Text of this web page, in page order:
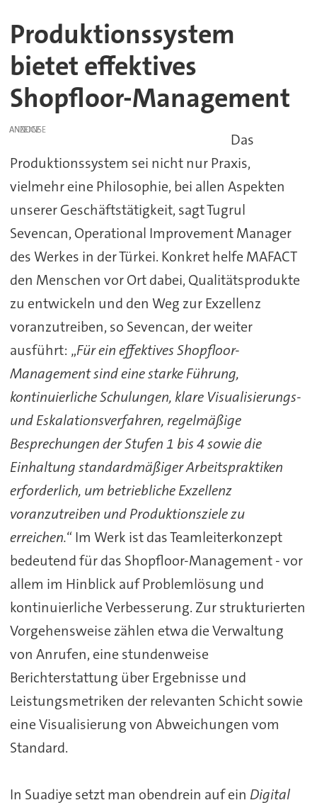
Produktionssystem
bietet effektives
Shopfloor-Management
ANZEIGE
Das
Produktionssystem sei nicht nur Praxis,
vielmehr eine Philosophie, bei allen Aspekten
unserer Geschäftstätigkeit, sagt Tugrul
Sevencan, Operational Improvement Manager
des Werkes in der Türkei. Konkret helfe MAFACT
den Menschen vor Ort dabei, Qualitätsprodukte
zu entwickeln und den Weg zur Exzellenz
voranzutreiben, so Sevencan, der weiter
ausführt: „Für ein effektives Shopfloor-
Management sind eine starke Führung,
kontinuierliche Schulungen, klare Visualisierungs-
und Eskalationsverfahren, regelmäßige
Besprechungen der Stufen 1 bis 4 sowie die
Einhaltung standardmäßiger Arbeitspraktiken
erforderlich, um betriebliche Exzellenz
voranzutreiben und Produktionsziele zu
erreichen.“ Im Werk ist das Teamleiterkonzept
bedeutend für das Shopfloor-Management - vor
allem im Hinblick auf Problemlösung und
kontinuierliche Verbesserung. Zur strukturierten
Vorgehensweise zählen etwa die Verwaltung
von Anrufen, eine stundenweise
Berichterstattung über Ergebnisse und
Leistungsmetriken der relevanten Schicht sowie
eine Visualisierung von Abweichungen vom
Standard.
In Suadiye setzt man obendrein auf ein Digital